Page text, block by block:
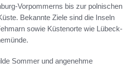
Vorpommerns bis zur polnischen
Bekannte Ziele sind die Inseln
sowie Küstenorte wie Lübeck-
Sommer und angenehme